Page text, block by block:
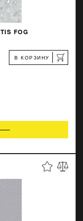
FOG
В КОРЗИНУ